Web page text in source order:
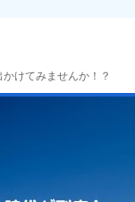
けてみませんか！？